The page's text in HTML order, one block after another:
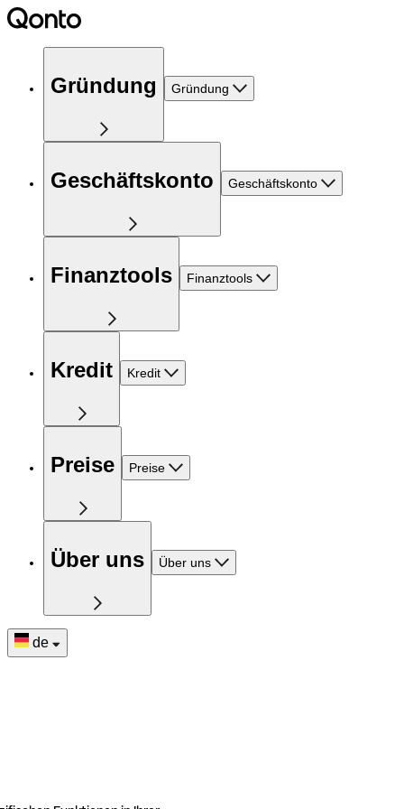
Gründung Gründung
Geschäftskonto Geschäftskonto
Finanztools Finanztools
Kredit Kredit
Preise Preise
Über uns Über uns
de